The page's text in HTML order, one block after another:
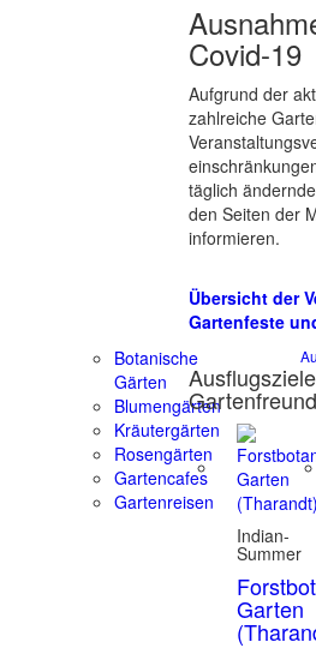
Covid-19
Aufgrund der
zahlreiche
täglich
den Seiten der
informieren.
Übersicht der
Gartenfeste
Botanische
Gärten
Blumengärten
Kräutergärten
Rosengärten
Gartencafes
Gartenreisen
Indian-
Summer
Garten